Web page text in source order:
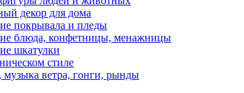
декор для дома
покрывала и пледы
блюда, конфетницы, менажницы
шкатулки
стиле
музыка ветра, гонги, рынды